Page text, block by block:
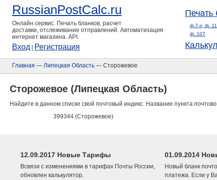
RussianPostCalc.ru
Онлайн сервис. Печать бланков, расчет
доставки, отслеживание отправлений. Автоматизация
интернет магазина. API.
Вход Регистрация
Печать
ф.7-п, ф.
ф. 107
Главная — Липецкая Область — Сторожевое
Сторожевое (Липецкая Область)
Найдите в данном списке свой почтовый индекс. Название пункта
399344 (Сторожевое)
12.09.2017 Новые Тарифы
Всвязи с изменениями в тарифах Почты России,
обновлен калькулятор.
01.09.2014
Новый бланк
платежа. Если у